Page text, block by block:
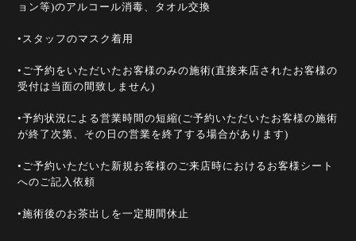
ョン等)のアルコール消毒、タオル交換
•スタッフのマスク着用
•ご予約をいただいたお客様のみの施術(直接来店されたお客様の
受付は当面の間致しません)
•予約状況による営業時間の短縮(ご予約いただいたお客様の施術
が終了次第、その日の営業を終了する場合があります)
•ご予約いただいた新規お客様のご来店時におけるお客様シート
へのご記入依頼
•施術後のお茶出しを一定期間休止